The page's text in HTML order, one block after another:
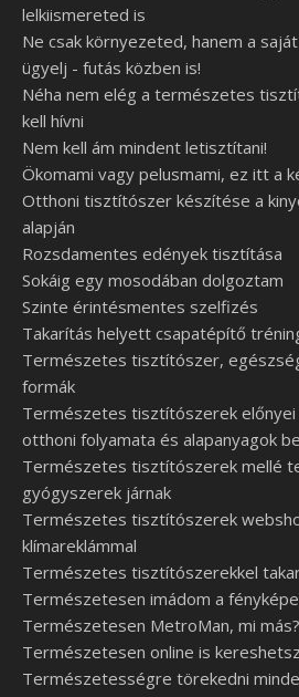
lelkiismereted is
Ne csak környezeted, hanem a
ügyelj - futás közben is!
Néha nem elég a természetes
kell hívni
Nem kell ám mindent letisztítani!
Ökomami vagy pelusmami, ez itt a
Otthoni tisztítószer készítése a
alapján
Rozsdamentes edények tisztítása
Sokáig egy mosodában dolgoztam
Szinte érintésmentes szelfizés
Takarítás helyett csapatépítő
Természetes tisztítószer,
formák
Természetes tisztítószerek előnyei
otthoni folyamata és alapanyagok
Természetes tisztítószerek mellé
gyógyszerek járnak
Természetes tisztítószerek
klímareklámmal
Természetes tisztítószerekkel
Természetesen imádom a
Természetesen MetroMan, mi
Természetesen online is
Természetességre törekedni